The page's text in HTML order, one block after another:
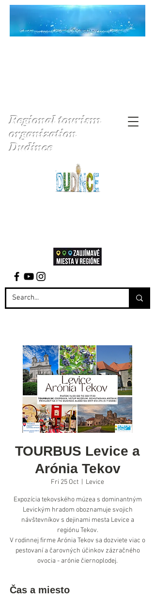
Regional tourism
organization
Dudince
TOURBUS Levice a
Arónia Tekov
Fri 25 Oct Levice
Expozícia tekovského múzea s dominantným
Levickým hradom oboznamuje svojich
návštevníkov s dejinami mesta Levice a
regiónu Tekov.
V rodinnej firme Arónia Tekov sa dozviete viac o
pestovaní a čarovných účinkov zázračného
ovocia - arónie čiernoplodej.
Čas a miesto